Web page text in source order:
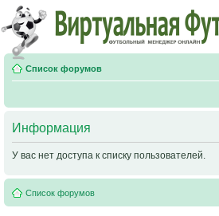
Список форумов
Информация
У вас нет доступа к списку пользователей.
Список форумов